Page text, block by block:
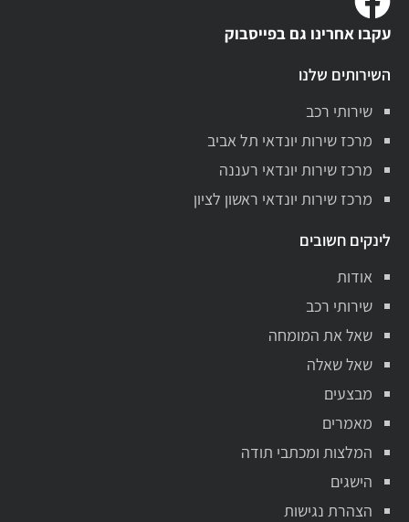
עקבו אחרינו גם בפייסבוק
השירותים שלנו
שירותי רכב
מרכז שירות יונדאי תל אביב
מרכז שירות יונדאי רעננה
מרכז שירות יונדאי ראשון לציון
לינקים חשובים
אודות
שירותי רכב
שאל את המומחה
שאל שאלה
מבצעים
מאמרים
המלצות ומכתבי תודה
הישגים
הצהרת נגישות